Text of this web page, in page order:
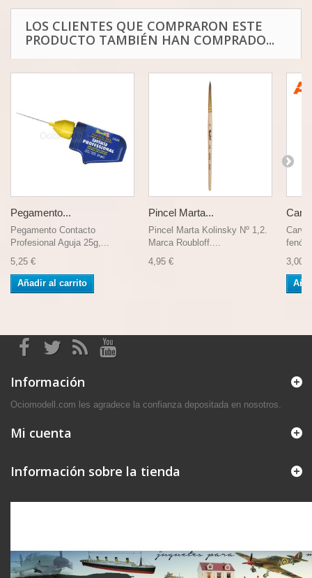
LOS CLIENTES QUE COMPRARON ESTE
PRODUCTO TAMBIÉN HAN COMPRADO...
Pegamento...
Pegamento Contacto
Profesional Aguja 25g,...
5,25 €
Añadir al carrito
Pincel Marta...
Pincel Marta Kolinsky Nº 1,2.
Marca Roubloff....
4,95 €
3,00 €
Información
Ociomodell.com les agradece la confianza depositada en nosotros.
Mi cuenta
Información sobre la tienda